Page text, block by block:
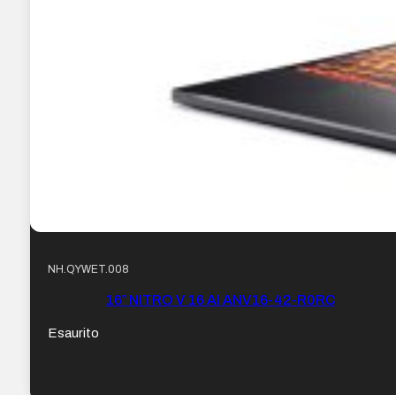
NH.QYWET.008
16″ NITRO V 16 AI ANV16-42-R0RC
Esaurito